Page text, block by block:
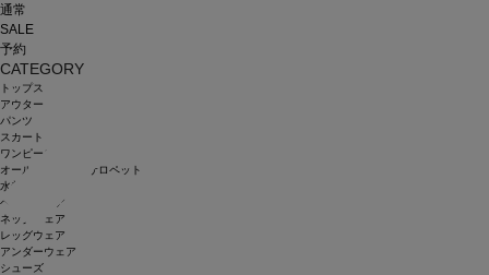
通常
SALE
予約
CATEGORY
トップス
アウター
パンツ
スカート
ワンピース
オールインワン・サロペット
水着
ヘッドウェア
ネックウェア
レッグウェア
アンダーウェア
シューズ